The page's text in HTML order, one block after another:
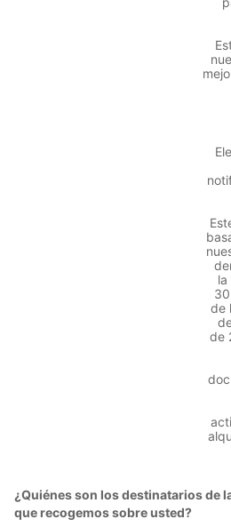
de
de
¿Quiénes son los destinatarios de
que recogemos sobre usted?